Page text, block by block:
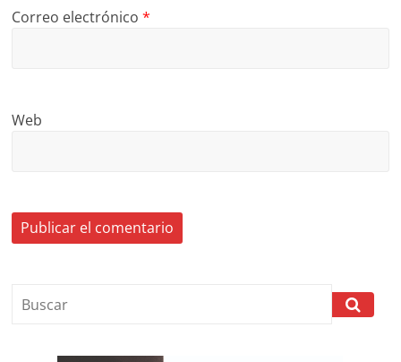
Correo electrónico*
Web